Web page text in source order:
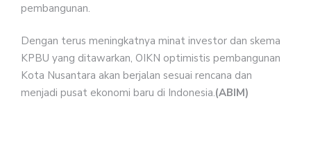
pembangunan.
Dengan terus meningkatnya minat investor dan skema
KPBU yang ditawarkan, OIKN optimistis pembangunan
Kota Nusantara akan berjalan sesuai rencana dan
menjadi pusat ekonomi baru di Indonesia.(ABIM)